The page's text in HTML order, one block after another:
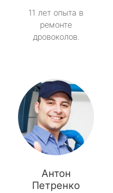
11 лет опыта в
ремонте
дровоколов.
Антон
Петренко